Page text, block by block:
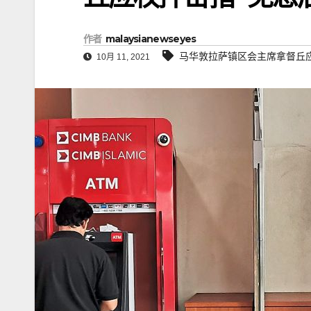
作者 malaysianewseyes
10月 11, 2021 马华敦拉萨镇区会主席拿督丘